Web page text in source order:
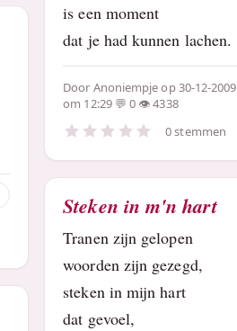
is een moment
dat je had kunnen lachen.
Door Anoniempjeop 30-12-2009
om 12:29
0
4338
0 stemmen
Steken in m'n hart
Tranen zijn gelopen
woorden zijn gezegd,
steken in mijn hart
dat gevoel,